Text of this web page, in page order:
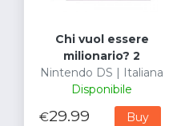
Chi vuol essere
milionario? 2
Nintendo DS | Italiana
Disponibile
€29.99 Buy